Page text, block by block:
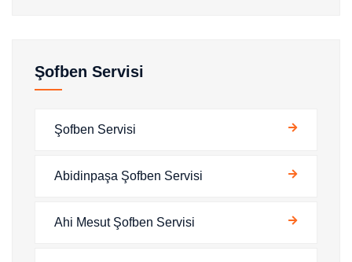
Şofben Servisi
Şofben Servisi
Abidinpaşa Şofben Servisi
Ahi Mesut Şofben Servisi